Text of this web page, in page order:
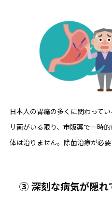
日本人の胃痛の多くに関わって
リ菌がいる限り、市販薬で一時
体は治りません。除菌治療が必要
③ 深刻な病気が隠れ